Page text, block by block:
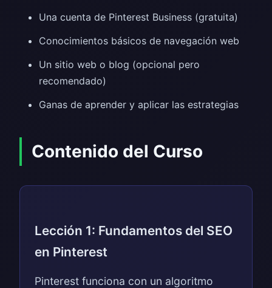
Una cuenta de Pinterest Business (gratuita)
Conocimientos básicos de navegación web
Un sitio web o blog (opcional pero
recomendado)
Ganas de aprender y aplicar las estrategias
Contenido del Curso
Lección 1: Fundamentos del SEO
en Pinterest
Pinterest funciona con un algoritmo